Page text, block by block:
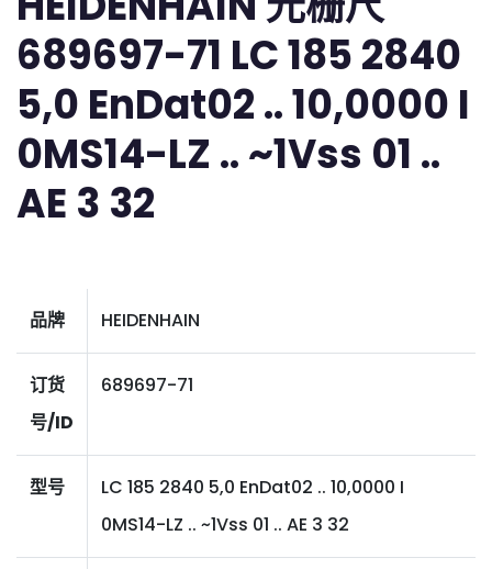
689697-71 LC 185 2840
5,0 EnDat02 .. 10,0000 I
0MS14-LZ .. ~1Vss 01 ..
AE 3 32
品牌 HEIDENHAIN
订货
号/ID
689697-71
型号
LC 185 2840 5,0 EnDat02 .. 10,0000 I
0MS14-LZ .. ~1Vss 01 .. AE 3 32